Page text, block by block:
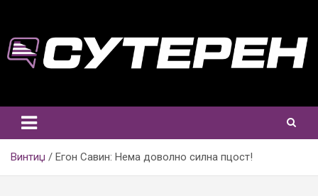
content
Винтиџ Егон Савин: Нема доволно силна пцост!